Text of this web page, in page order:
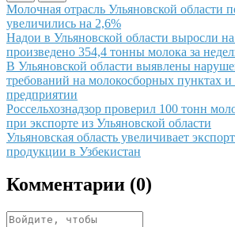
Иллюстрация новости
Молочная отрасль Ульяновской области
увеличились на 2,6%
Иллюстрация новости
Надои в Ульяновской области выросли
произведено 354,4 тонны молока за
Иллюстрация новости
В Ульяновской области выявлены
требований на молокосборных пунктах
предприятии
Иллюстрация новости
Россельхознадзор проверил 100 тонн
при экспорте из Ульяновской области
Иллюстрация новости
Ульяновская область увеличивает
продукции в Узбекистан
Комментарии (0)